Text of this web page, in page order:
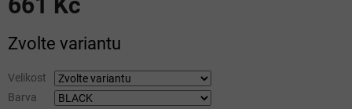
cena:
Zvolte variantu
Velikost
Barva